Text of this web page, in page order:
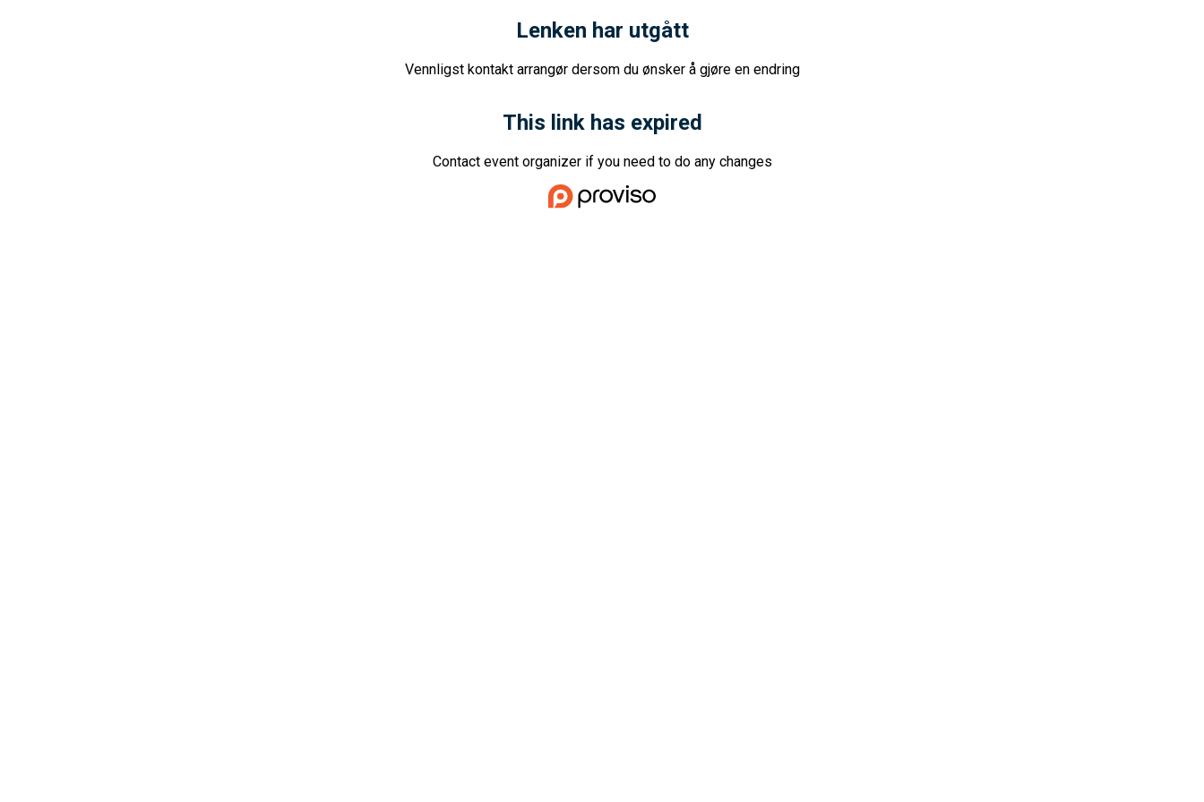
Lenken har utgått
Vennligst kontakt arrangør dersom du ønsker å gjøre en endring
This link has expired
Contact event organizer if you need to do any changes